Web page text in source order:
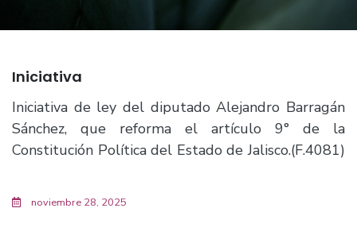
Iniciativa
Iniciativa de ley del diputado Alejandro Barragán
Sánchez, que reforma el artículo 9° de la
Constitución Política del Estado de Jalisco.(F.4081)
noviembre 28, 2025